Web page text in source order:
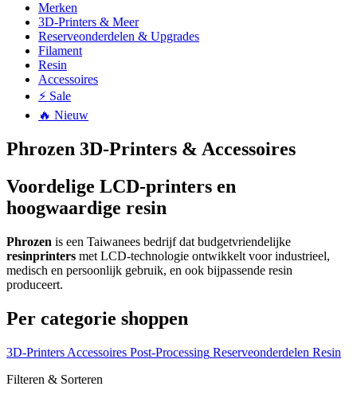
Merken
3D-Printers & Meer
Reserveonderdelen & Upgrades
Filament
Resin
Accessoires
⚡ Sale
🔥 Nieuw
Phrozen 3D-Printers & Accessoires
Voordelige LCD-printers en
hoogwaardige resin
Phrozen is een Taiwanees bedrijf dat budgetvriendelijke
resinprinters met LCD-technologie ontwikkelt voor industrieel,
medisch en persoonlijk gebruik, en ook bijpassende resin
produceert.
Per categorie shoppen
3D-Printers Accessoires Post-Processing Reserveonderdelen Resin
Filteren & Sorteren